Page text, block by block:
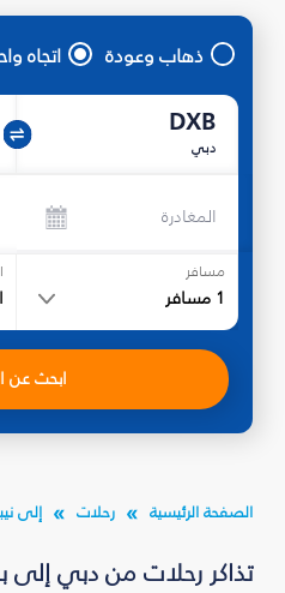
ذهاب وعودة اتجاه
DXB
دبي
المغادرة
مسافر
1 مسافر
ابحث عن
الصفحة الرئيسية رحلات إلى
تذاكر رحلات من دبي إلى